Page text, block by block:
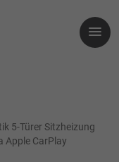
5-Türer Sitzheizung
Apple CarPlay